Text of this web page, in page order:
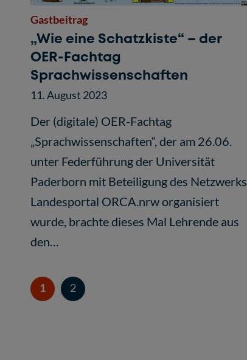
Gastbeitrag
„Wie eine Schatzkiste“ – der
OER-Fachtag
Sprachwissenschaften
11. August 2023
Der (digitale) OER-Fachtag
„Sprachwissenschaften“, der am 26.06.
unter Federführung der Universität
Paderborn mit Beteiligung des Netzwerks
Landesportal ORCA.nrw organisiert
wurde, brachte dieses Mal Lehrende aus
den…
1 2